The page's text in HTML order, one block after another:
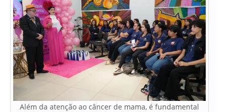
Além da atenção ao câncer de mama, é fundamental